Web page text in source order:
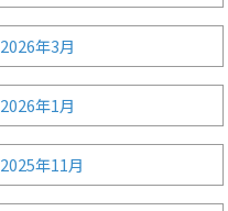
2026年3月
2026年1月
2025年11月